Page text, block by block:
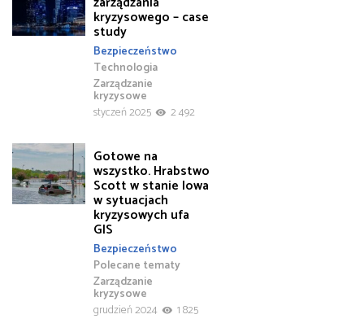
kryzysowego – case
study
Bezpieczeństwo
Technologia
Zarządzanie
kryzysowe
styczeń 2025
2 492
Gotowe na
wszystko. Hrabstwo
Scott w stanie Iowa
w sytuacjach
kryzysowych ufa
GIS
Bezpieczeństwo
Polecane tematy
Zarządzanie
kryzysowe
grudzień 2024
1 825